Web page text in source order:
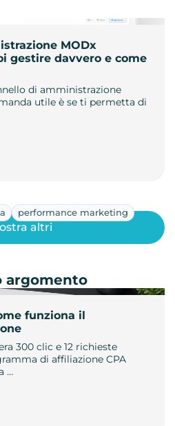
MODx
gestire davvero e come
di amministrazione
utile è se ti permetta di
performance marketing
funziona il
300 clic e 12 richieste
di affiliazione CPA
…
altri
argomento